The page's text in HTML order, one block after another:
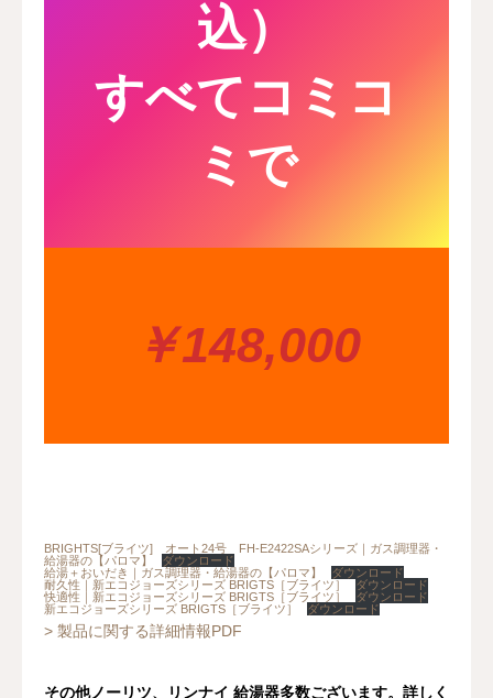
込）
すべてコミコ
ミで
￥148,000
BRIGHTS[ブライツ] オート24号 FH-E2422SAシリーズ｜ガス調理器・
給湯器の【パロマ】
ダウンロード
給湯＋おいだき｜ガス調理器・給湯器の【パロマ】
ダウンロード
耐久性｜新エコジョーズシリーズ BRIGTS［ブライツ］
ダウンロード
快適性｜新エコジョーズシリーズ BRIGTS［ブライツ］
ダウンロード
新エコジョーズシリーズ BRIGTS［ブライツ］
ダウンロード
> 製品に関する詳細情報PDF
その他ノーリツ、リンナイ 給湯器多数ございます。詳しく